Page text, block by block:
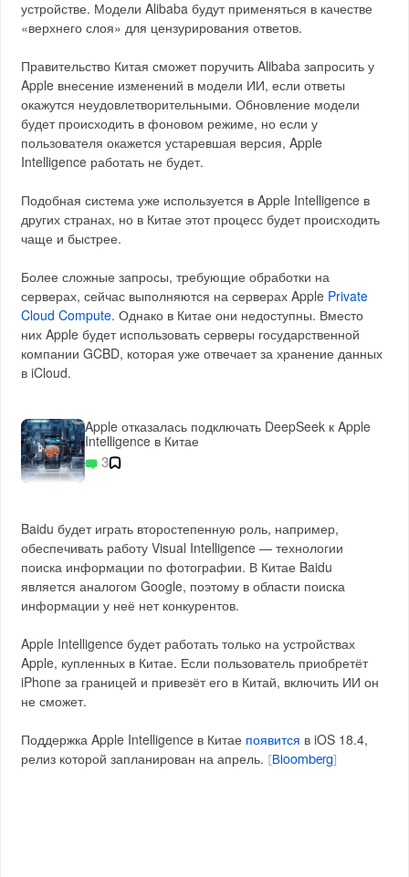
устройстве. Модели Alibaba будут применяться в качестве
«верхнего слоя» для цензурирования ответов.
Правительство Китая сможет поручить Alibaba запросить у
Apple внесение изменений в модели ИИ, если ответы
окажутся неудовлетворительными. Обновление модели
будет происходить в фоновом режиме, но если у
пользователя окажется устаревшая версия, Apple
Intelligence работать не будет.
Подобная система уже используется в Apple Intelligence в
других странах, но в Китае этот процесс будет происходить
чаще и быстрее.
Более сложные запросы, требующие обработки на
серверах, сейчас выполняются на серверах Apple Private
Cloud Compute. Однако в Китае они недоступны. Вместо
них Apple будет использовать серверы государственной
компании GCBD, которая уже отвечает за хранение данных
в iCloud.
Apple отказалась подключать DeepSeek к Apple
Intelligence в Китае
3
Baidu будет играть второстепенную роль, например,
обеспечивать работу Visual Intelligence — технологии
поиска информации по фотографии. В Китае Baidu
является аналогом Google, поэтому в области поиска
информации у неё нет конкурентов.
Apple Intelligence будет работать только на устройствах
Apple, купленных в Китае. Если пользователь приобретёт
iPhone за границей и привезёт его в Китай, включить ИИ он
не сможет.
Поддержка Apple Intelligence в Китае появится в iOS 18.4,
релиз которой запланирован на апрель.
Bloomberg